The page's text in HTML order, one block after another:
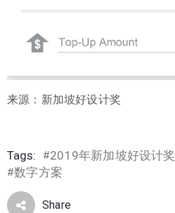
来源：新加坡好设计奖
Tags: #2019年新加坡好设计奖
#数字方案
Share